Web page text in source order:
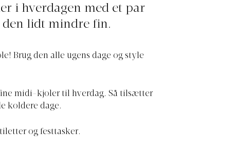
i hverdagen med et par
den lidt mindre fin.
Brug den alle ugens dage og style
midi-kjoler til hverdag. Så tilsætter
koldere dage.
og festtasker.